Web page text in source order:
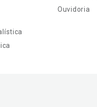
Ouvidoria